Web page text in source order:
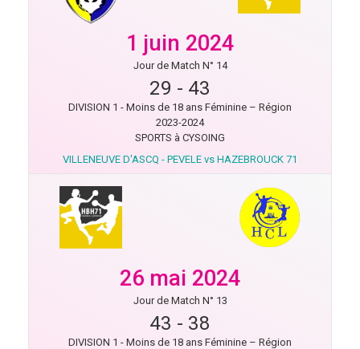
1 juin 2024
Jour de Match N° 14
29 - 43
DIVISION 1 - Moins de 18 ans Féminine – Région
2023-2024
SPORTS à CYSOING
VILLENEUVE D'ASCQ - PEVELE vs HAZEBROUCK 71
26 mai 2024
Jour de Match N° 13
43 - 38
DIVISION 1 - Moins de 18 ans Féminine – Région